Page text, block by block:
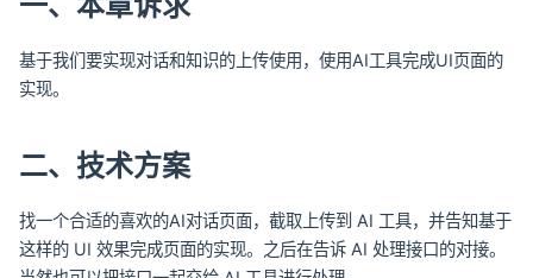
基于我们要实现对话和知识的上传使用，使用AI工具完成UI页面的
实现。
二、技术方案
找一个合适的喜欢的AI对话页面，截取上传到 AI 工具，并告知基于
这样的 UI 效果完成页面的实现。之后在告诉 AI 处理接口的对接。